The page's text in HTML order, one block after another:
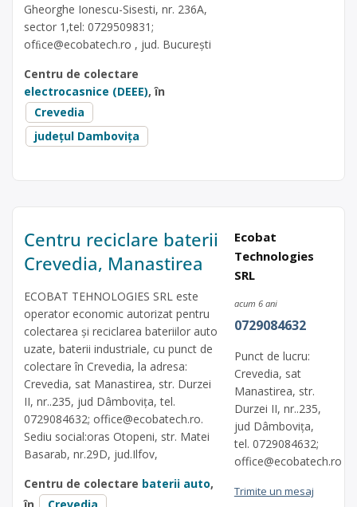
Gheorghe Ionescu-Sisesti, nr. 236A,
sector 1,tel: 0729509831;
ofﬁce@ecobatech.ro , jud. București
Centru de colectare
electrocasnice (DEEE), în
Crevedia
județul Dambovița
Centru reciclare baterii
Crevedia, Manastirea
ECOBAT TEHNOLOGIES SRL este
operator economic autorizat pentru
colectarea și reciclarea bateriilor auto
uzate, baterii industriale, cu punct de
colectare în Crevedia, la adresa:
Crevedia, sat Manastirea, str. Durzei
II, nr..235, jud Dâmbovița, tel.
0729084632; office@ecobatech.ro.
Sediu social:oras Otopeni, str. Matei
Basarab, nr.29D, jud.Ilfov,
Centru de colectare baterii auto,
Ecobat
Technologies
SRL
acum 6 ani
0729084632
Punct de lucru:
Crevedia, sat
Manastirea, str.
Durzei II, nr..235,
jud Dâmbovița,
tel. 0729084632;
office@ecobatech.ro
Trimite un mesaj